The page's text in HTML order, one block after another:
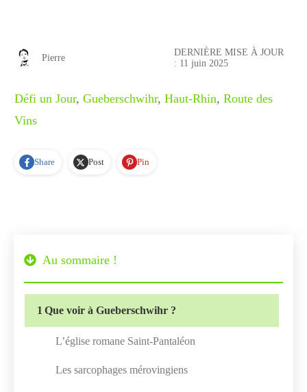
Pierre
DERNIÈRE MISE À JOUR
: 11 juin 2025
Défi un Jour, Gueberschwihr, Haut-Rhin, Route des
Vins
Share Post Pin
Au sommaire !
1 Que voir à Gueberschwihr ?
L’église romane Saint-Pantaléon
Les sarcophages mérovingiens